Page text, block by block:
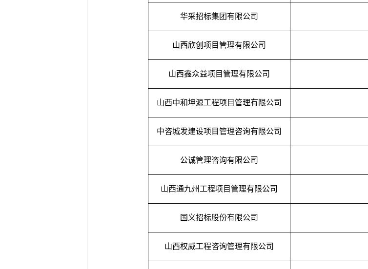
华采招标集团有限公司
山西欣创项目管理有限公司
山西鑫众益项目管理有限公司
山西中和坤源工程项目管理有限公司
中咨城发建设项目管理咨询有限公司
公诚管理咨询有限公司
山西通九州工程项目管理有限公司
国义招标股份有限公司
山西权威工程咨询管理有限公司